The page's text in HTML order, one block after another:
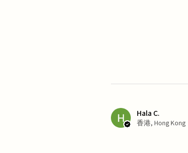
Hala C.
香港, Hong Kong